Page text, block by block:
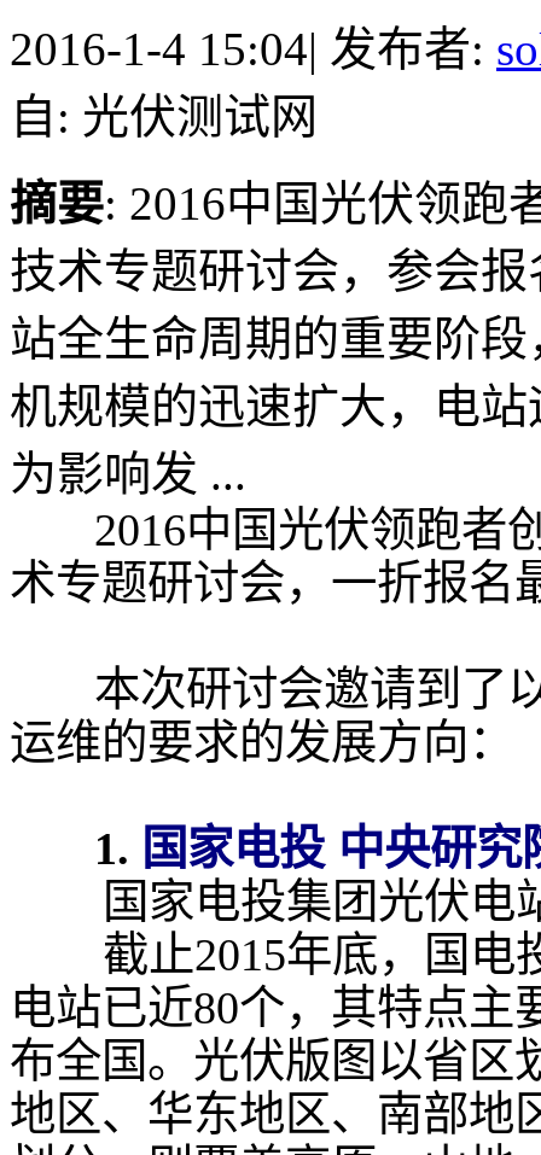
2016-1-4 15:04| 发布者:
自: 光伏测试网
摘要: 2016中国光伏领跑
技术专题研讨会，参会
站全生命周期的重要阶
机规模的迅速扩大，电
为影响发 ...
2016中国光伏领跑者
术专题研讨会，一折报名
本次研讨会邀请到了以
运维的要求的发展方向：
1. 国家电投 中央研
国家电投集团光伏电
截止2015年底，国
电站已近80个，其特点
布全国。光伏版图以省区
地区、华东地区、南部地